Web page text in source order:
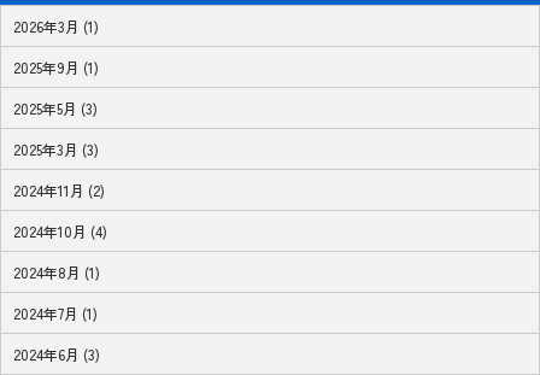
2026年3月 (1)
2025年9月 (1)
2025年5月 (3)
2025年3月 (3)
2024年11月 (2)
2024年10月 (4)
2024年8月 (1)
2024年7月 (1)
2024年6月 (3)